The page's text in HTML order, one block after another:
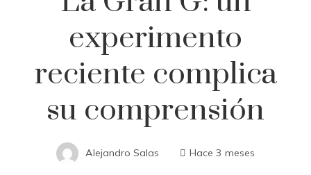
experimento
reciente complica
su comprensión
Alejandro Salas Hace 3 meses